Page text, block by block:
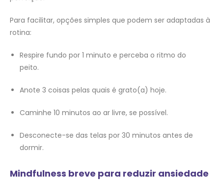
Para facilitar, opções simples que podem ser adaptadas à
rotina:
Respire fundo por 1 minuto e perceba o ritmo do
peito.
Anote 3 coisas pelas quais é grato(a) hoje.
Caminhe 10 minutos ao ar livre, se possível.
Desconecte-se das telas por 30 minutos antes de
dormir.
Mindfulness breve para reduzir ansiedade